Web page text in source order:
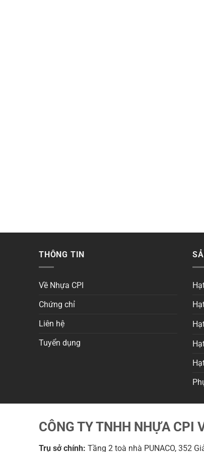
THÔNG TIN
Về Nhựa CPI
Chứng chỉ
Liên hệ
Tuyển dụng
CÔNG TY TNHH NHỰA CPI
Trụ sở chính: Tầng 2 toà nhà PUNACO, 352